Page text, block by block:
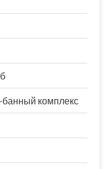
комплекс